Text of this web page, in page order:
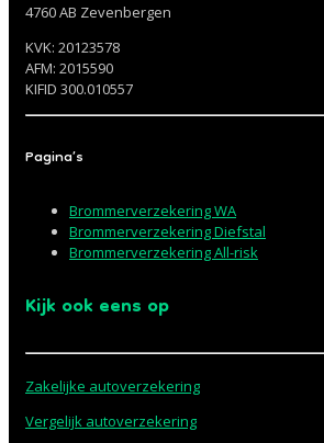
4760 AB Zevenbergen
KVK: 20123578
AFM: 2015590
KIFID 300.010557
Pagina’s
Brommerverzekering WA
Brommerverzekering Diefstal
Brommerverzekering All-risk
Kijk ook eens op
Zakelijke autoverzekering
Vergelijk autoverzekering